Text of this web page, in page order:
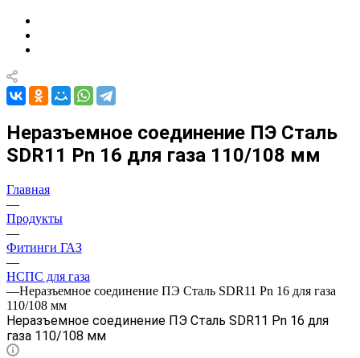
Неразъемное соединение ПЭ Сталь
SDR11 Pn 16 для газа 110/108 мм
Главная
—
Продукты
—
Фитинги ГАЗ
—
НСПС для газа
—Неразъемное соединение ПЭ Сталь SDR11 Pn 16 для газа
110/108 мм
Неразъемное соединение ПЭ Сталь SDR11 Pn 16 для
газа 110/108 мм